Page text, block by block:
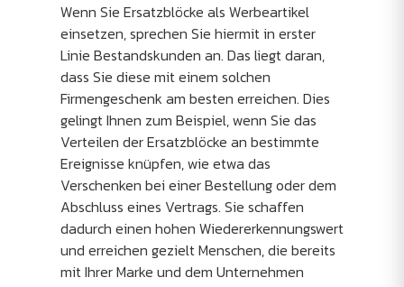
Wenn Sie Ersatzblöcke als Werbeartikel
einsetzen, sprechen Sie hiermit in erster
Linie Bestandskunden an. Das liegt daran,
dass Sie diese mit einem solchen
Firmengeschenk am besten erreichen. Dies
gelingt Ihnen zum Beispiel, wenn Sie das
Verteilen der Ersatzblöcke an bestimmte
Ereignisse knüpfen, wie etwa das
Verschenken bei einer Bestellung oder dem
Abschluss eines Vertrags. Sie schaffen
dadurch einen hohen Wiedererkennungswert
und erreichen gezielt Menschen, die bereits
mit Ihrer Marke und dem Unternehmen